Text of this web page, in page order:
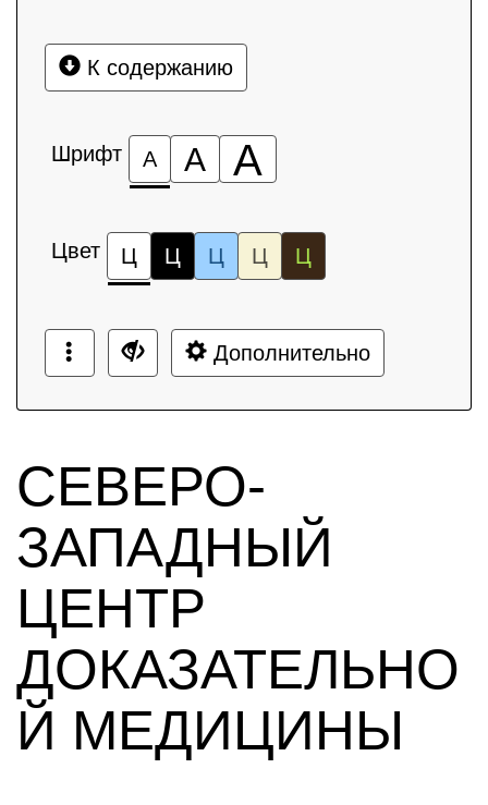
К содержанию
Шрифт А А А
Цвет Ц Ц Ц Ц Ц
Дополнительно
СЕВЕРО-
ЗАПАДНЫЙ
ЦЕНТР
ДОКАЗАТЕЛЬНО
Й МЕДИЦИНЫ